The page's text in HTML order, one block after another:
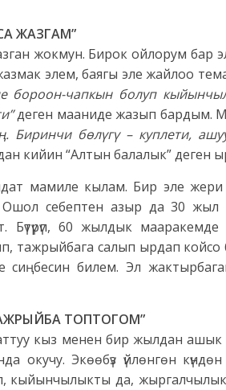
ЖАЗГАМ”
жокмун. Бирок ойлорум бар
элем, баягы эле жайлоо
бороон-чапкын болуп
деген мааниде жазып бардым.
Биринчи бөлүгү – куплети,
кийин “Алтын балалык” деген
мамиле кылам. Бир эле
себептен азыр да 30 жыл
Бүтүрүп, 60 жылдык
тажрыйбага салып ырдап койсо
сиңбесин билем. Эл
ТОПТОГОМ”
аттуу кыз менен бир жылдан ашык
окучу. Экөөбүз үйлөнгөн
кыйынчылыкты да,